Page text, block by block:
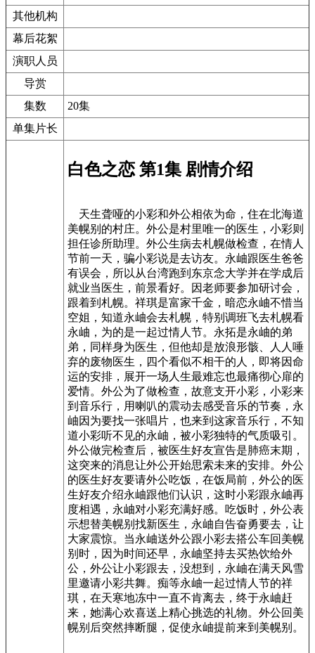
其他机构
幕后花絮
演职人员
导赏
集数
20集
单集片长
白色之恋 第1集 剧情介绍
天生聋哑的小彩和外公相依为命，住在北海道
美幌别的村庄。外公是村里唯一的医生，小彩则
担任诊所助理。外公生病去札幌做检查，在情人
节前一天，骗小彩说是去访友。永岫跟医生爸爸
有误会，所以从台湾跑到东京念大学并在学成后
就业当医生，前景看好。因老师要参加研讨会，
跟着到札幌。祥琪是富家千金，暗恋永岫不惜当
空姐，知道永岫会去札幌，特别调班飞去札幌看
永岫，为的是一起过情人节。永拓是永岫的弟
弟，同样身为医生，但他却是放浪形骸、人人唾
弃的废物医生，四个看似不相干的人，即将因命
运的安排，展开一场人生最难忘也最痛彻心扉的
爱情。外公为了做检查，故意支开小彩，小彩来
到音乐行，用喇叭的震动去感受音乐的节奏，永
岫因为要找一张唱片，也来到这家音乐行，不知
道小彩听不见的永岫，被小彩独特的气质吸引。
外公做完检查后，被医生好友宣告是肺癌末期，
这突来的消息让外公开始思索未来的安排。外公
的医生好友要请外公吃饭，在饭局前，外公的医
生好友介绍永岫跟他们认识，这时小彩跟永岫再
度相遇，永岫对小彩充满好感。吃饭时，外公表
示想替美幌别找新医生，永岫自告奋勇要去，让
大家震惊。当永岫送外公跟小彩去搭公车回美幌
别时，因为时间还早，永岫坚持去买热饮给外
公，外公让小彩跟去，没想到，永岫在满天风雪
里邀请小彩共舞。痴等永岫一起过情人节的祥
琪，在天寒地冻中一直不肯离去，终于永岫赶
来，她满心欢喜送上精心挑选的礼物。外公回美
幌别后突然摔断腿，促使永岫提前来到美幌别。